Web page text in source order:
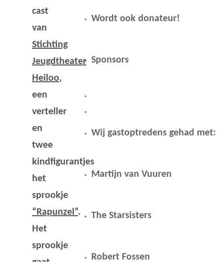
cast
van
Stichting
Jeugdtheater
Heiloo,
een
verteller
en
twee
kindfigurantjes
het
sprookje
“Rapunzel”.
Het
sprookje
Wordt ook donateur!
Sponsors
Wij gastoptredens gehad met:
Martijn van Vuuren
The Starsisters
Robert Fossen